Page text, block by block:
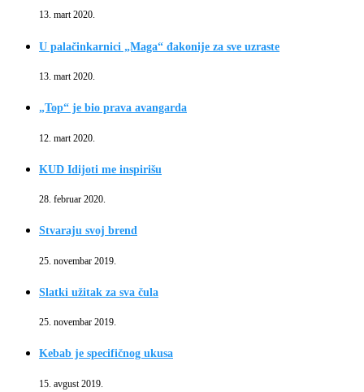
13. mart 2020.
U palačinkarnici „Maga“ đakonije za sve uzraste
13. mart 2020.
„Top“ je bio prava avangarda
12. mart 2020.
KUD Idijoti me inspirišu
28. februar 2020.
Stvaraju svoj brend
25. novembar 2019.
Slatki užitak za sva čula
25. novembar 2019.
Kebab je specifičnog ukusa
15. avgust 2019.